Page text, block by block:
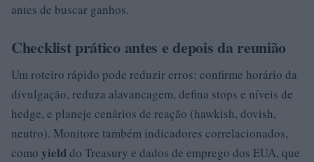
antes de buscar ganhos.
Checklist prático antes e depois da reunião
Um roteiro rápido pode reduzir erros: confirme horário da
divulgação, reduza alavancagem, defina stops e níveis de
hedge, e planeje cenários de reação (hawkish, dovish,
neutro). Monitore também indicadores correlacionados,
como yielddo Treasury e dados de emprego dos EUA, que